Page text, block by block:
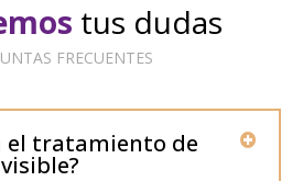
tus dudas
FRECUENTES
el tratamiento de